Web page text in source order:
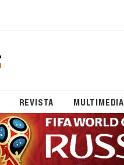
REVISTA MULTIMEDIA